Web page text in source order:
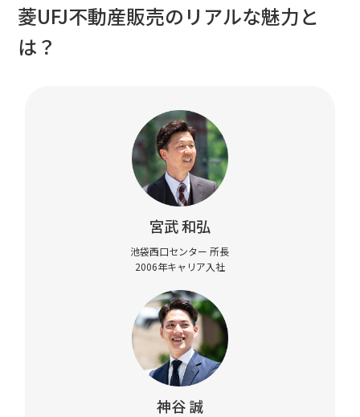
菱UFJ不動産販売のリアルな魅力と
は？
宮武 和弘
池袋西口センター 所長
2006年キャリア入社
神谷 誠